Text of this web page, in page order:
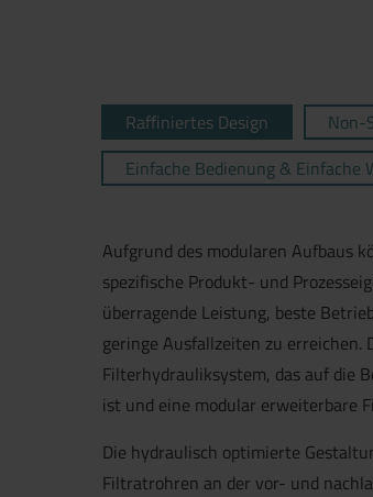
Raffiniertes Design
Non-
Einfache Bedienung & Einfache
Aufgrund des modularen Aufbaus
spezifische Produkt- und
überragende Leistung, beste
geringe Ausfallzeiten zu erreichen.
Filterhydrauliksystem, das auf die
ist und eine modular erweiterbare
Die hydraulisch optimierte
Filtratrohren an der vor- und